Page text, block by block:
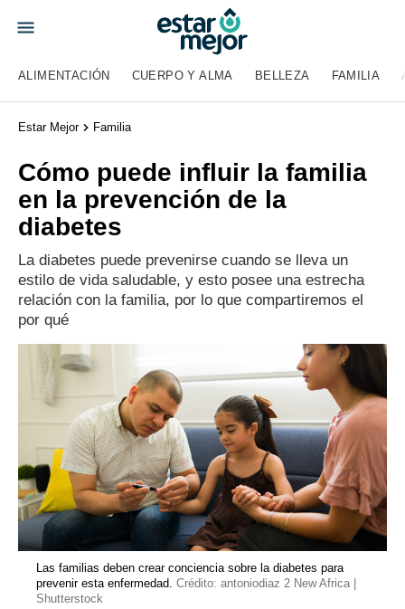
ALIMENTACIÓN CUERPO Y ALMA BELLEZA FAMILIA
Estar Mejor Familia
Cómo puede influir la familia
en la prevención de la
diabetes
La diabetes puede prevenirse cuando se lleva un
estilo de vida saludable, y esto posee una estrecha
relación con la familia, por lo que compartiremos el
por qué
Las familias deben crear conciencia sobre la diabetes para
prevenir esta enfermedad. Crédito: antoniodiaz 2 New Africa |
Shutterstock